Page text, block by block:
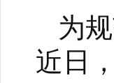
为
近日